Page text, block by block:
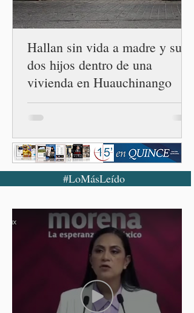
Durante la Mañanera del
Pueblo, a través de un
Hallan sin vida a madre y sus
dos hijos dentro de una
vivienda en Huauchinango
#LoMásLeído